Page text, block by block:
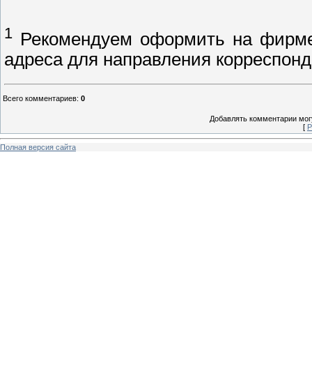
1 Рекомендуем оформить на
адреса для направления
Всего комментариев: 0
Добавлять комментарии
[
Полная версия сайта